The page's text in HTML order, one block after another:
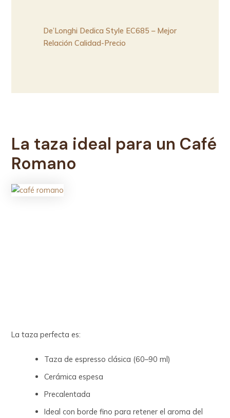
De’Longhi Dedica Style EC685 – Mejor
Relación Calidad-Precio
La taza ideal para un Café
Romano
La taza perfecta es:
Taza de espresso clásica (60–90 ml)
Cerámica espesa
Precalentada
Ideal con borde fino para retener el aroma del